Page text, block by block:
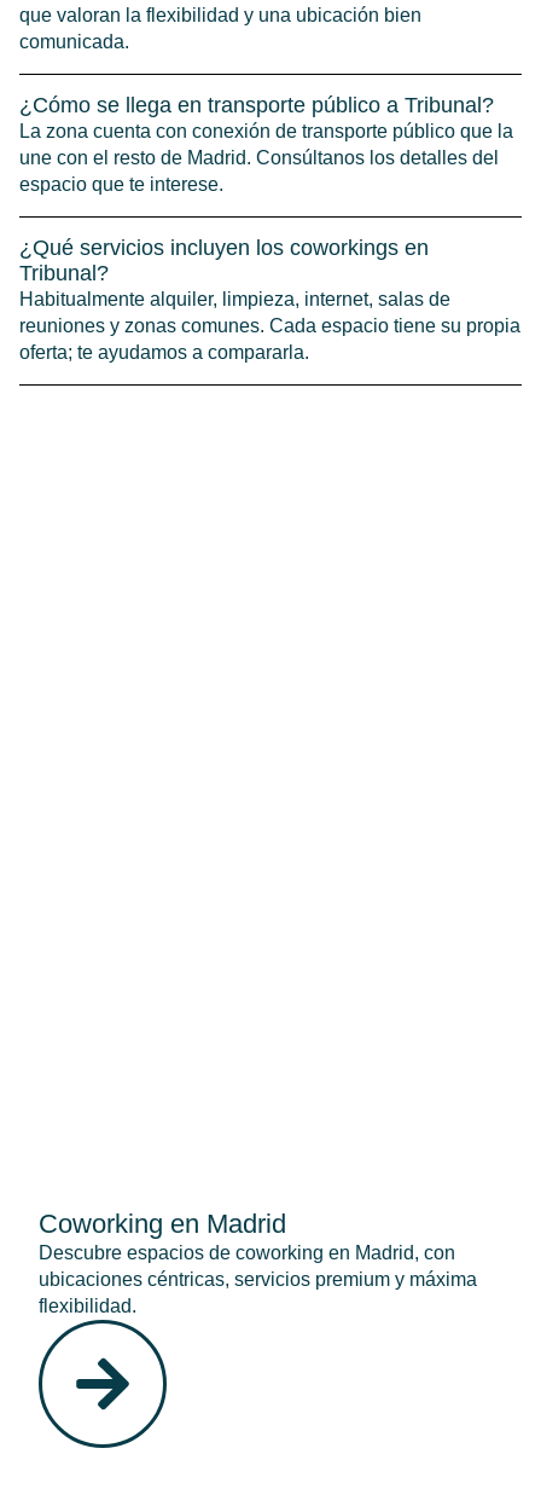
que valoran la flexibilidad y una ubicación bien
comunicada.
¿Cómo se llega en transporte público a Tribunal?
La zona cuenta con conexión de transporte público que la
une con el resto de Madrid. Consúltanos los detalles del
espacio que te interese.
¿Qué servicios incluyen los coworkings en
Tribunal?
Habitualmente alquiler, limpieza, internet, salas de
reuniones y zonas comunes. Cada espacio tiene su propia
oferta; te ayudamos a compararla.
Coworking en Madrid
Descubre espacios de coworking en Madrid, con
ubicaciones céntricas, servicios premium y máxima
flexibilidad.